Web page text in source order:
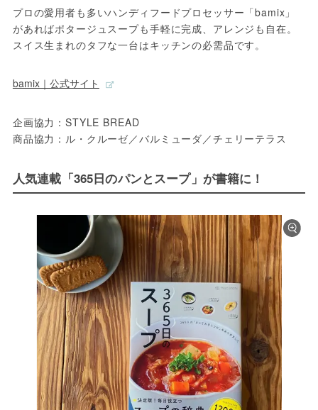
プロの愛用者も多いハンディフードプロセッサー「bamix」
があればポタージュスープも手軽に完成、アレンジも自在。
スイス生まれのタフな一台はキッチンの必需品です。
bamix｜公式サイト
企画協力：STYLE BREAD
商品協力：ル・クルーゼ／バルミューダ／チェリーテラス
人気連載「365日のパンとスープ」が書籍に！